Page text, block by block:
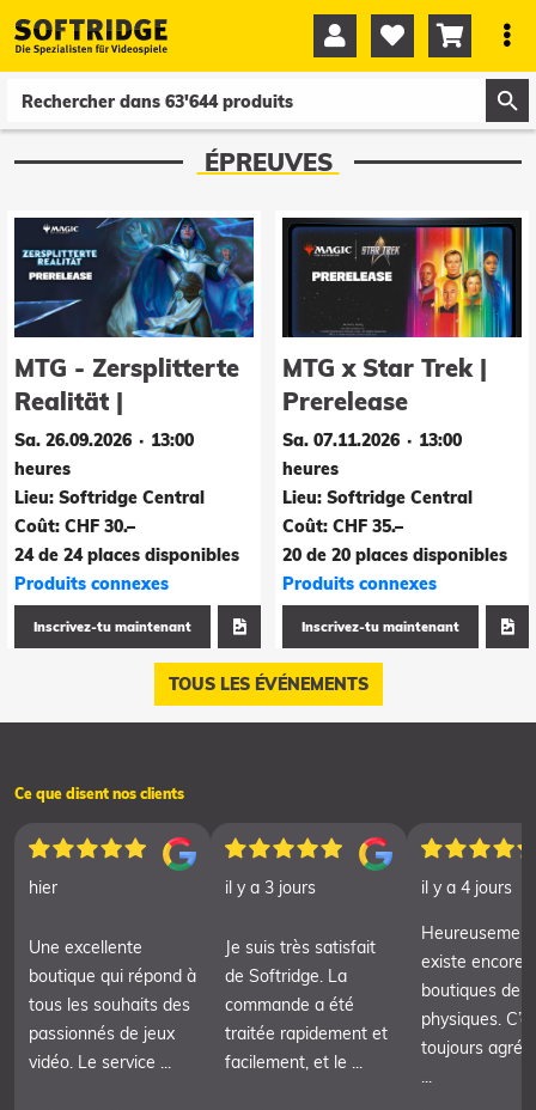
   
ÉPREUVES
MTG - Zersplitterte
Realität |
Prerelease
Sa. 26.09.2026 ∙ 13:00
heures
Lieu: Softridge Central
Coût: CHF 30.–
24 de 24 places disponibles
Produits connexes
Inscrivez-tu maintenant
MTG x Star Trek |
Prerelease
Sa. 07.11.2026 ∙ 13:00
heures
Lieu: Softridge Central
Coût: CHF 35.–
20 de 20 places disponibles
Produits connexes
Inscrivez-tu maintenant
TOUS LES ÉVÉNEMENTS
Ce que disent nos clients
hier
Une excellente
boutique qui répond à
tous les souhaits des
passionnés de jeux
vidéo. Le service ...
il y a 3 jours
Je suis très satisfait
de Softridge. La
commande a été
traitée rapidement et
facilement, et le ...
il y a 4 jours
existe encore
boutiques de
physiques.
toujours
...